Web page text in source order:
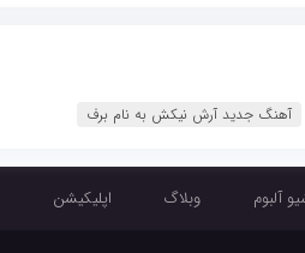
آهنگ جدید آرش نيکش به نام برف
آلبوم وبلاگ اپلیکیشن